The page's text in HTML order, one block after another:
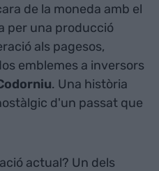
de la moneda amb el
per una producció
als pagesos,
emblemes a inversors
. Una història
d'un passat que
actual? Un dels